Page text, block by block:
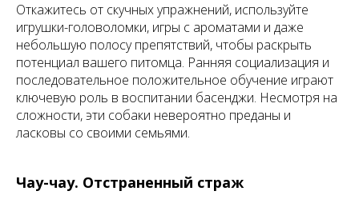
Откажитесь от скучных упражнений, используйте
игрушки-головоломки, игры с ароматами и даже
небольшую полосу препятствий, чтобы раскрыть
потенциал вашего питомца. Ранняя социализация и
последовательное положительное обучение играют
ключевую роль в воспитании басенджи. Несмотря на
сложности, эти собаки невероятно преданы и
ласковы со своими семьями.
Чау-чау. Отстраненный страж